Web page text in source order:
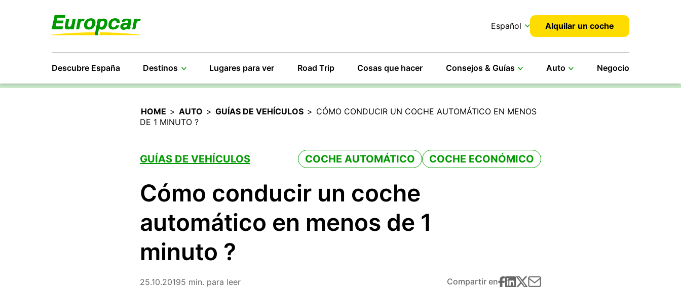
Español Alquilar un coche
Descubre España Destinos Lugares para ver Road Trip Cosas que hacer Consejos & Guías Auto Negocio
HOME > AUTO > GUÍAS DE VEHÍCULOS > CÓMO CONDUCIR UN COCHE AUTOMÁTICO EN MENOS
DE 1 MINUTO ?
GUÍAS DE VEHÍCULOS COCHE AUTOMÁTICO COCHE ECONÓMICO
Cómo conducir un coche
automático en menos de 1
minuto ?
25.10.20195 min. para leer Compartir en